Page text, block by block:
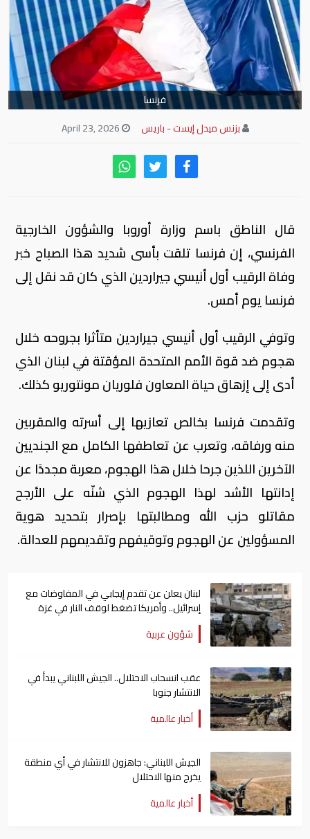
فرنسا
بزنس ميدل إيست - باريس
قال الناطق باسم وزارة أوروبا والشؤون الخارجية
الفرنسي، إن فرنسا تلقت بأسى شديد هذا الصباح خبر
وفاة الرقيب أول أنيسي جيراردين الذي كان قد نقل إلى
فرنسا يوم أمس.
وتوفي الرقيب أول أنيسي جیراردین متأثرا بجروحه خلال
هجوم ضد قوة الأمم المتحدة المؤقتة في لبنان الذي
أدى إلى إزهاق حياة المعاون فلوریان مونتوريو كذلك.
وتقدمت فرنسا بخالص تعازيها إلى أسرته والمقربين
منه ورفاقه، وتعرب عن تعاطفها الكامل مع الجنديين
الآخرين اللذين جرحا خلال هذا الهجوم، معربة مجددًا عن
إدانتها الأشد لهذا الهجوم الذي شنّه على الأرجح
مقاتلو حزب الله ومطالبتها بإصرار بتحديد هوية
المسؤولين عن الهجوم وتوقيفهم وتقديمهم للعدالة.
لبنان يعلن عن تقدم إيجابي في المفاوضات مع
إسرائيل.. وأمريكا تضغط لوقف النار في غزة
شؤون عربية
عقب انسحاب الاحتلال.. الجيش اللبناني يبدأ في
الانتشار جنوبا
أخبار عالمية
الجيش اللبناني: جاهزون للانتشار في أي منطقة
يخرج منها الاحتلال
أخبار عالمية